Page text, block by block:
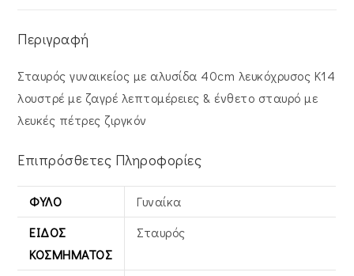
21150W
ποσότητα
Περιγραφή
Σταυρός γυναικείος με αλυσίδα 40cm λευκόχρυσος Κ14
λουστρέ με ζαγρέ λεπτομέρειες & ένθετο σταυρό με
λευκές πέτρες ζιργκόν
Επιπρόσθετες Πληροφορίες
ΦΎΛΟ
Γυναίκα
ΕΊΔΟΣ
ΚΟΣΜΉΜΑΤΟΣ
Σταυρός